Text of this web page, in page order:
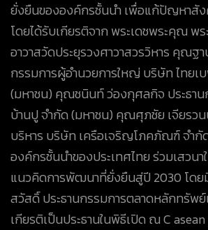
ยั่งยืนขององค์กรชั้นนำ เพื่อแก้ปัญหาสั
โดยได้รับเกียรติจาก พระเดชพระคุณ พ
อาวาสวัดประยุรวงศาวาสวรวิหาร คุณ
กรรมการผู้อำนวยการใหญ่ บริษัท ไทยเ
(มหาชน) คุณชนินท์ ว่องกุศลกิจ ประธา
บ้านปู จำกัด (มหาชน) คุณศุภชัย เจียรว
บริหาร บริษัท เครือเจริญโภคภัณฑ์ จำกั
องค์กรชั้นนำของประเทศไทย ร่วมเสวน
แนวคิดการพัฒนาที่ยั่งยืนสู่ปี 2030 โด
สวัสดิ์ ประธานกรรมการตลาดหลักทรัพย์
เกียรติเป็นประธานในพิธีเปิด ณ C asean